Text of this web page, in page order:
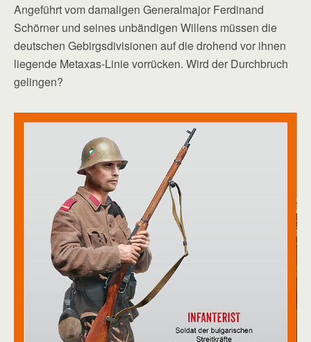
Angeführt vom damaligen Generalmajor Ferdinand
Schörner und seines unbändigen Willens müssen die
deutschen Gebirgsdivisionen auf die drohend vor ihnen
liegende Metaxas-Linie vorrücken. Wird der Durchbruch
gelingen?